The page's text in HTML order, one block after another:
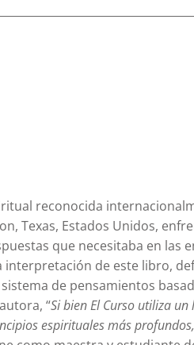
reconocida
Texas, Estados Unidos,
que necesitaba en las
interpretación de este libro,
de pensamientos
“Si bien El Curso utiliza
espirituales más